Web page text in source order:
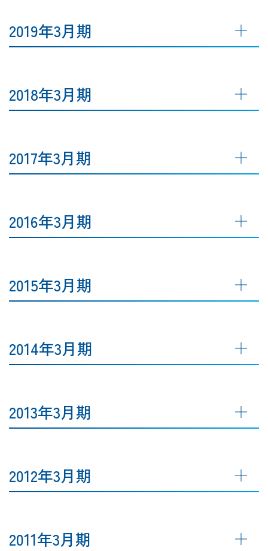
2019年3月期
2018年3月期
2017年3月期
2016年3月期
2015年3月期
2014年3月期
2013年3月期
2012年3月期
2011年3月期